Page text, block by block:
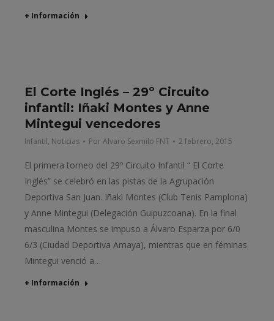
+ Información
El Corte Inglés – 29º Circuito
infantil: Iñaki Montes y Anne
Mintegui vencedores
Infantil, Noticias PorAlvaro Sexmilo FNT 2 febrero, 2015
El primera torneo del 29º Circuito Infantil “ El Corte
Inglés” se celebró en las pistas de la Agrupación
Deportiva San Juan. Iñaki Montes (Club Tenis Pamplona)
y Anne Mintegui (Delegación Guipuzcoana). En la final
masculina Montes se impuso a Álvaro Esparza por 6/0
6/3 (Ciudad Deportiva Amaya), mientras que en féminas
Mintegui venció a…
+ Información